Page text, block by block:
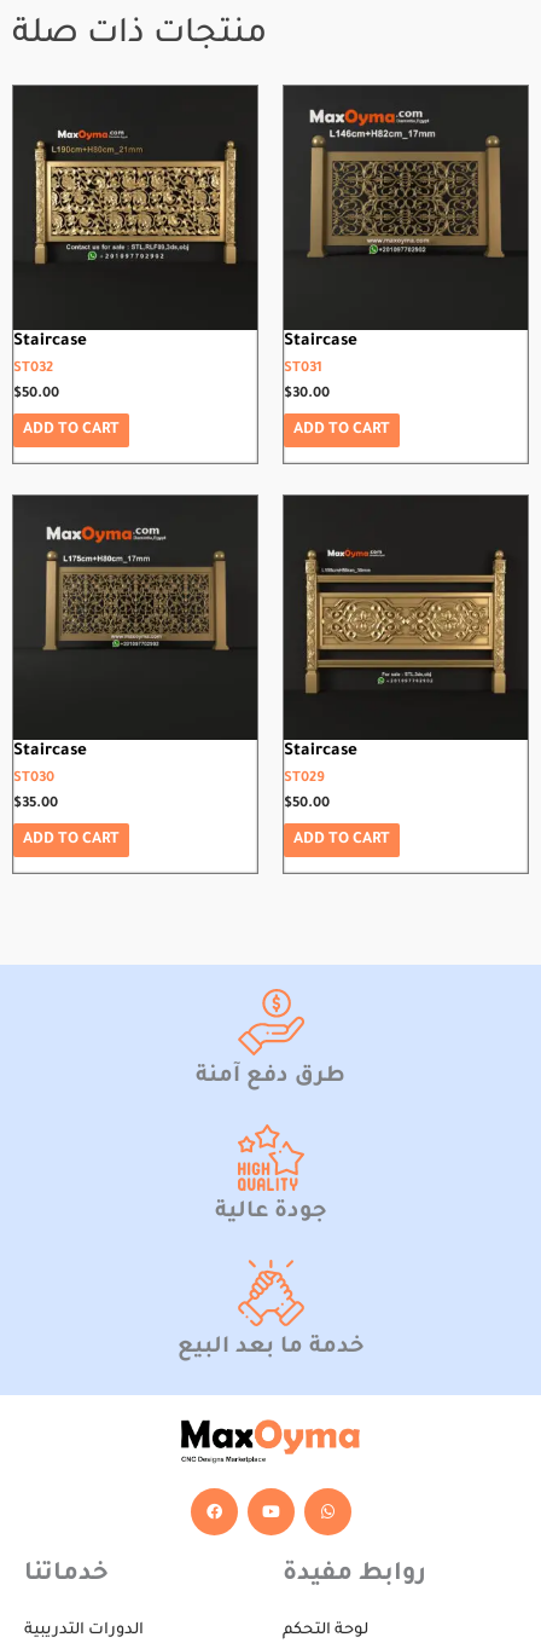
منتجات ذات صلة
Staircase
ST032
$50.00
ADD TO CART
Staircase
ST031
$30.00
ADD TO CART
Staircase
ST030
$35.00
ADD TO CART
Staircase
ST029
$50.00
ADD TO CART
طرق دفع آمنة
جودة عالية
خدمة ما بعد البيع
F
a
Y
o
W
h
a
خدماتنا
الدورات التدريبية
روابط مفيدة
لوحة التحكم